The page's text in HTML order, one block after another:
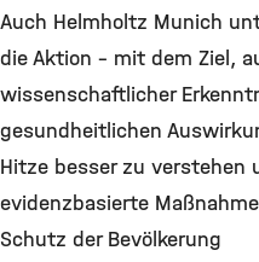
Auch Helmholtz Munich
die Aktion – mit dem Ziel,
wissenschaftlicher
gesundheitlichen
Hitze besser zu verstehen
evidenzbasierte
Schutz der Bevölkerung